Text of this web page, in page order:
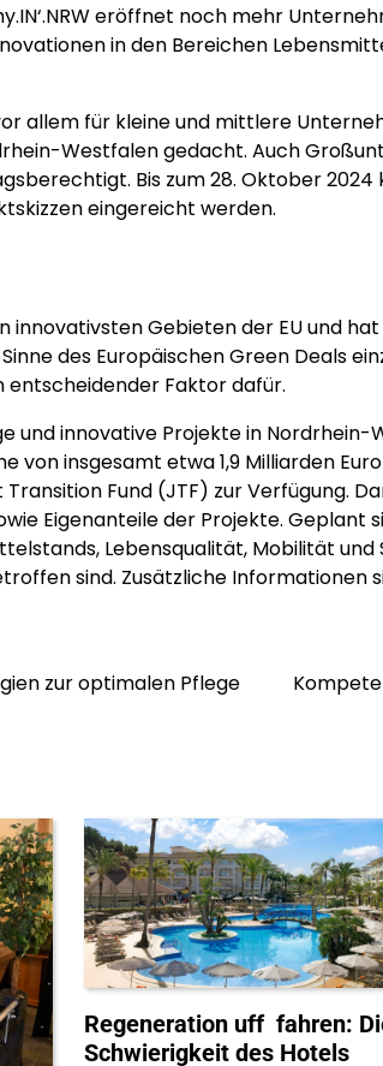
eröffnet noch mehr
in den Bereichen
allem für kleine und mittlere
Westfalen gedacht. Auch
Bis zum 28. Oktober
eingereicht werden.
innovativsten Gebieten der EU und
des Europäischen Green Deals
entscheidender Faktor dafür.
und innovative Projekte in Nordrhein-
von insgesamt etwa 1,9 Milliarden
Transition Fund (JTF) zur Verfügung.
Eigenanteile der Projekte. Geplant
Lebensqualität, Mobilität
sind. Zusätzliche Informationen
zur optimalen Pflege
Regeneration uff fahren:
Schwierigkeit des Hotels